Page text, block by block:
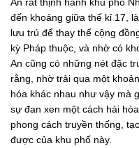
đến khoảng giữa thế kỉ 17,
lưu trú để thay thế cộng
kỳ Pháp thuộc, và nhờ có
An cũng có những nét đặc
rằng, nhờ trải qua một
hóa khác nhau như vậy mà
sự đan xen một cách hài
phong cách truyền thống,
được của khu phố này.